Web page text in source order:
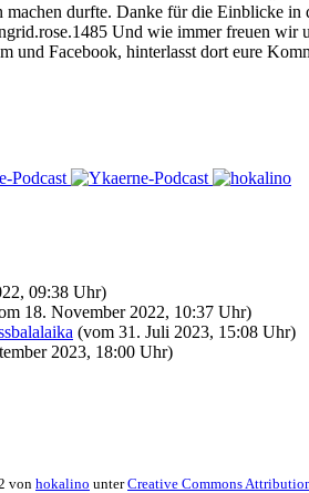
durfte. Danke für die Einblicke
Und wie immer freuen wir
und Facebook, hinterlasst dort eure
09:38 Uhr)
18. November 2022, 10:37 Uhr)
(vom 31. Juli 2023, 15:08 Uhr)
2023, 18:00 Uhr)
von hokalino unterCreative Commons